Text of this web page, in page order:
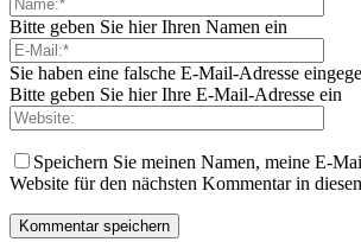
Bitte geben Sie hier Ihren Namen ein
Sie haben eine falsche E-Mail-Adresse
Bitte geben Sie hier Ihre E-Mail-Adresse ein
Speichern Sie meinen Namen, meine E-
Website für den nächsten Kommentar in